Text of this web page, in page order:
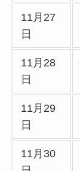
11月27
日
11月28
日
11月29
日
11月30